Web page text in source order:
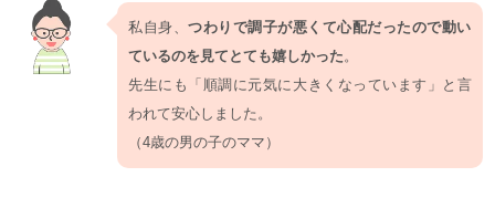
私自身、つわりで調子が悪くて心配だったので動い
ているのを見てとても嬉しかった 。
先生にも「順調に元気に大きくなっています」と言
われて安心しました。
（4歳の男の子のママ）